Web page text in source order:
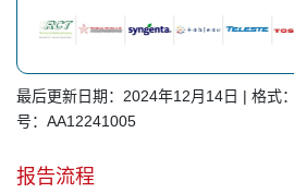
最后更新日期：2024年12月14日 | 格式：
号：AA12241005
报告流程